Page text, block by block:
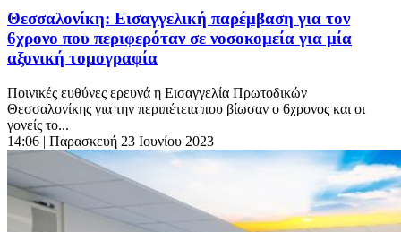
Θεσσαλονίκη: Εισαγγελική παρέμβαση για τον
6χρονο που περιφερόταν σε νοσοκομεία για μία
αξονική τομογραφία
Ποινικές ευθύνες ερευνά η Εισαγγελία Πρωτοδικών
Θεσσαλονίκης για την περιπέτεια που βίωσαν ο 6χρονος και οι
γονείς το...
14:06 | Παρασκευή 23 Ιουνίου 2023